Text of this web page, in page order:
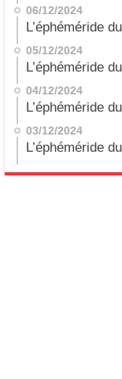
06/12/2024
L’éphéméride
05/12/2024
L’éphéméride
04/12/2024
L’éphéméride
03/12/2024
L’éphéméride